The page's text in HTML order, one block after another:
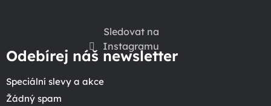
Sledovat na
Instagramu
Odebírej náš newsletter
Speciální slevy a akce
Žádný spam